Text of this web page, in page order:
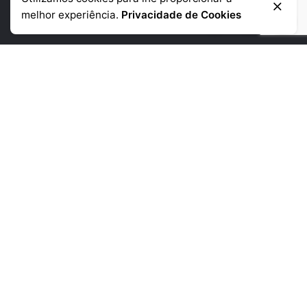
Telémovel
melhor experiência. Privacidade de Cookies